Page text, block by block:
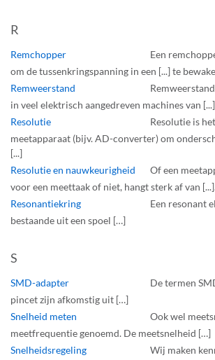
R
Remchopper
Een
om de tussenkringspanning in een [...] te
Remweerstand
in veel elektrisch aangedreven machines van [...]
Resolutie
Resolutie is
meetapparaat (bijv. AD-converter) om
[...]
Resolutie en nauwkeurigheid
Of een
voor een meettaak of niet, hangt sterk af van
Resonantiekring
Een resonant
bestaande uit een spoel […]
S
SMD-adapter
De termen
pincet zijn afkomstig uit […]
Snelheid meten
Ook wel
meetfrequentie genoemd. De meetsnelheid […]
Snelheidsregeling
Wij maken